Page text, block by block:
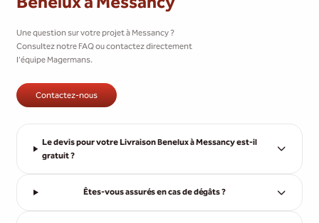
Une question sur votre projet à Messancy ?
Consultez notre FAQ ou contactez directement
l'équipe Magermans.
Contactez-nous
Le devis pour votre Livraison Benelux à Messancy est-il
gratuit ?
Êtes-vous assurés en cas de dégâts ?